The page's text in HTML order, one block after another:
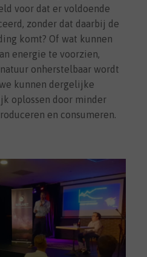
voor dat er voldoende
zonder dat daarbij de
komt? Of wat kunnen
energie te voorzien,
onherstelbaar wordt
kunnen dergelijke
oplossen door minder
en consumeren.